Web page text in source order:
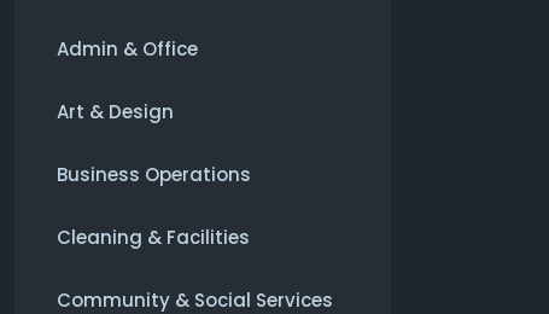
Admin & Office
Art & Design
Business Operations
Cleaning & Facilities
Community & Social Services